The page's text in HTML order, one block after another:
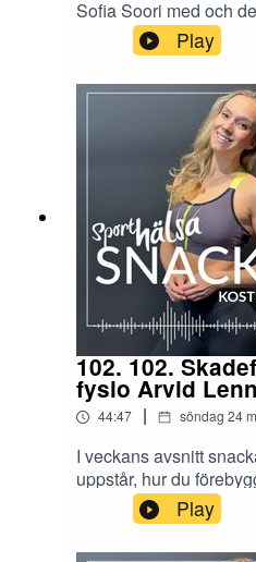
Sofia Soori med och
vanor med yoga och
bakom. Lär dig sänka
mentala fokus och må
kopplad till avsnittet
https://
nycklar-som-hjalper-
Play
102. 102.
fysio Arvid
44:47 | söndag 24
I veckans avsnitt
uppstår, hur du
rehabar stukning,
problem. Konkreta råd
vad du ska göra, hur
Play